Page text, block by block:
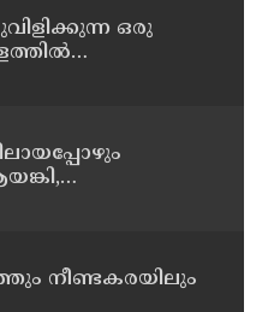
ഒരു
നീണ്ടകരയിലും